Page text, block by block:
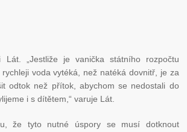
Lát. „Jestliže je vanička státního rozpočtu
voda vytéká, než natéká dovnitř, je za
odtok než přítok, abychom se nedostali do
i s dítětem,“ varuje Lát.
že tyto nutné úspory se musí dotknout